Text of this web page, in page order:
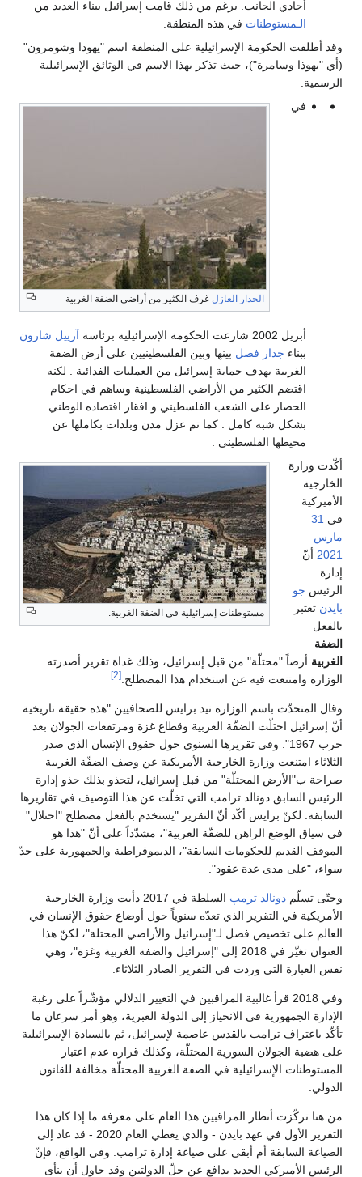
أحادي الجانب. برغم من ذلك قامت إسرائيل ببناء العديد من
الـمستوطنات في هذه المنطقة.
وقد أطلقت الحكومة الإسرائيلية على المنطقة اسم "يهودا وشومرون"
(أي "يهوذا وسامرة")، حيث تذكر بهذا الاسم في الوثائق الإسرائيلية
الرسمية.
الجدار العازل غرف الكثير من أراضي الضفة الغربية
في
أبريل 2002 شارعت الحكومة الإسرائيلية برئاسة
آرييل شارون
ببناء جدار فصل بينها وبين الفلسطينيين على أرض الضفة
الغربية بهدف حماية إسرائيل من العمليات الفدائية . لكنه
اقتضم الكثير من الأراضي الفلسطينية وساهم في احكام
الحصار على الشعب الفلسطيني و افقار اقتصاده الوطني
بشكل شبه كامل . كما تم عزل مدن وبلدات بكاملها عن
محيطها الفلسطيني .
مستوطنات إسرائيلية في الضفة الغربية.
أكّدت وزارة
الخارجية
الأميركية
في 31
مارس
2021 أنّ
إدارة
الرئيس جو
بايدن تعتبر
بالفعل
الضفة
الغربية أرضاً "محتلّة" من قبل إسرائيل، وذلك غداة تقرير أصدرته
الوزارة وامتنعت فيه عن استخدام هذا المصطلح. [2]
وقال المتحدّث باسم الوزارة نيد برايس للصحافيين "هذه حقيقة تاريخية
أنّ إسرائيل احتلّت الضفّة الغربية وقطاع غزة ومرتفعات الجولان بعد
حرب 1967". وفي تقريرها السنوي حول حقوق الإنسان الذي صدر
الثلاثاء امتنعت وزارة الخارجية الأمريكية عن وصف الضفّة الغربية
صراحة ب"الأرض المحتلّة" من قبل إسرائيل، لتحذو بذلك حذو إدارة
الرئيس السابق دونالد ترامب التي تخلّت عن هذا التوصيف في تقاريرها
السابقة. لكنّ برايس أكّد أنّ التقرير "يستخدم بالفعل مصطلح "احتلال"
في سياق الوضع الراهن للضفّة الغربية"، مشدّداً على أنّ "هذا هو
الموقف القديم للحكومات السابقة"، الديموقراطية والجمهورية على حدّ
سواء، "على مدى عدة عقود".
وحتّى تسلّم دونالد ترمپ
السلطة في 2017 دأبت وزارة الخارجية
الأمريكية في التقرير الذي تعدّه سنوياً حول أوضاع حقوق الإنسان في
العالم على تخصيص فصل لـ"إسرائيل والأراضي المحتلة"، لكنّ هذا
العنوان تغيّر في 2018 إلى "إسرائيل والضفة الغربية وغزة"، وهي
نفس العبارة التي وردت في التقرير الصادر الثلاثاء.
وفي 2018 قرأ غالبية المراقبين في التغيير الدلالي مؤشّراً على رغبة
الإدارة الجمهورية في الانحياز إلى الدولة العبرية، وهو أمر سرعان ما
تأكّد باعتراف ترامب بالقدس عاصمة لإسرائيل، ثم بالسيادة الإسرائيلية
على هضبة الجولان السورية المحتلّة، وكذلك قراره عدم اعتبار
المستوطنات الإسرائيلية في الضفة الغربية المحتلّة مخالفة للقانون
الدولي.
من هنا تركّزت أنظار المراقبين هذا العام على معرفة ما إذا كان هذا
التقرير الأول في عهد بايدن - والذي يغطي العام 2020 - قد عاد إلى
الصياغة السابقة أم أبقى على صياغة إدارة ترامب. وفي الواقع، فإنّ
الرئيس الأميركي الجديد يدافع عن حلّ الدولتين وقد حاول أن ينأى